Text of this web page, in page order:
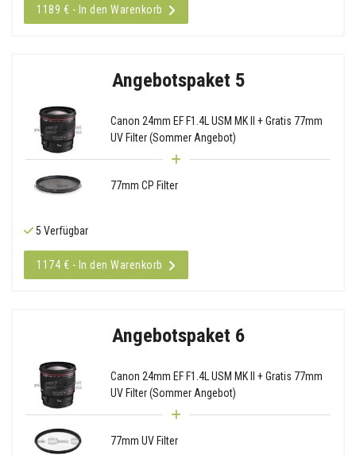
1189 € - In den Warenkorb
Angebotspaket 5
Canon 24mm EF F1.4L USM MK II + Gratis 77mm
UV Filter (Sommer Angebot)
77mm CP Filter
5 Verfügbar
1174 € - In den Warenkorb
Angebotspaket 6
Canon 24mm EF F1.4L USM MK II + Gratis 77mm
UV Filter (Sommer Angebot)
77mm UV Filter